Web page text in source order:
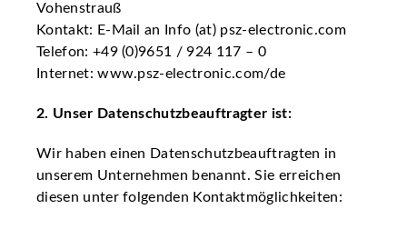
Vohenstrauß
Kontakt: E-Mail an Info (at) psz-electronic.com
Telefon: +49 (0)9651 / 924 117 – 0
Internet: www.psz-electronic.com/de
2. Unser Datenschutzbeauftragter ist:
Wir haben einen Datenschutzbeauftragten in
unserem Unternehmen benannt. Sie erreichen
diesen unter folgenden Kontaktmöglichkeiten: